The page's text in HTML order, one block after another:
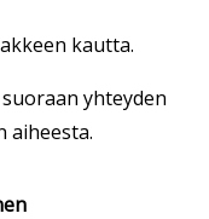
kautta.
yhteyden
aiheesta.